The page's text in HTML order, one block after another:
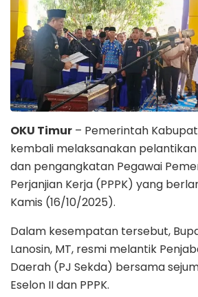
OKU Timur – Pemerintah
kembali melaksanakan
dan pengangkatan Pegawai
Perjanjian Kerja (PPPK) yang
Kamis (16/10/2025).
Dalam kesempatan tersebut,
Lanosin, MT, resmi melantik
Daerah (PJ Sekda) bersama
Eselon II dan PPPK.